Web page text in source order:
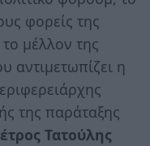
φορείς της
μέλλον της
αντιμετωπίζει η
της παράταξης
Τατούλης